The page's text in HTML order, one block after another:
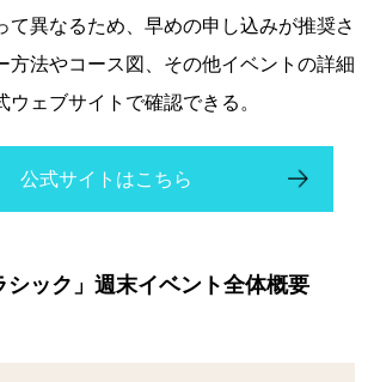
て異なるため、早めの申し込みが推奨さ
方法やコース図、その他イベントの詳細
ウェブサイト で確認できる。
公式サイトはこちら
シック」週末イベント全体概要